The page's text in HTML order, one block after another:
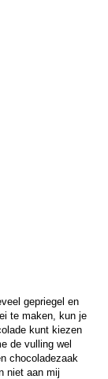
gepriegel en
te maken, kun je
kunt kiezen
de vulling wel
chocoladezaak
niet aan mij